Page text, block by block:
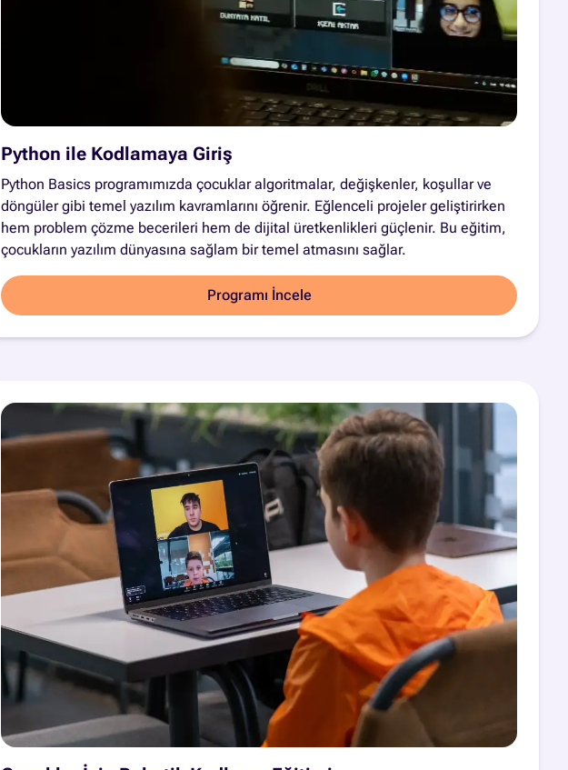
Python ile Kodlamaya Giriş
Python Basics programımızda çocuklar algoritmalar, değişkenler, koşullar ve
döngüler gibi temel yazılım kavramlarını öğrenir. Eğlenceli projeler geliştirirken
hem problem çözme becerileri hem de dijital üretkenlikleri güçlenir. Bu eğitim,
çocukların yazılım dünyasına sağlam bir temel atmasını sağlar.
Programı İncele